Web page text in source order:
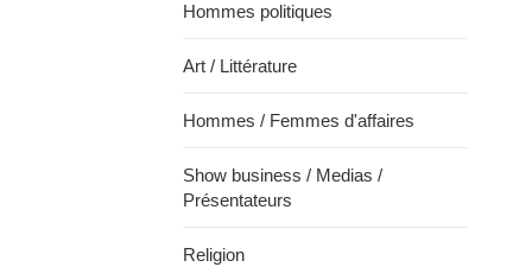
Hommes politiques
Art / Littérature
Hommes / Femmes d'affaires
Show business / Medias /
Présentateurs
Religion